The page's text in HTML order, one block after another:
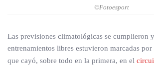
©Fotoesport
Las previsiones climatológicas se cumplieron
entrenamientos libres estuvieron marcadas
que cayó, sobre todo en la primera, en el